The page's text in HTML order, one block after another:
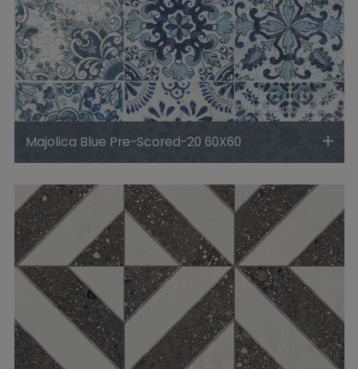
Majolica Blue Pre-Scored-20 60X60